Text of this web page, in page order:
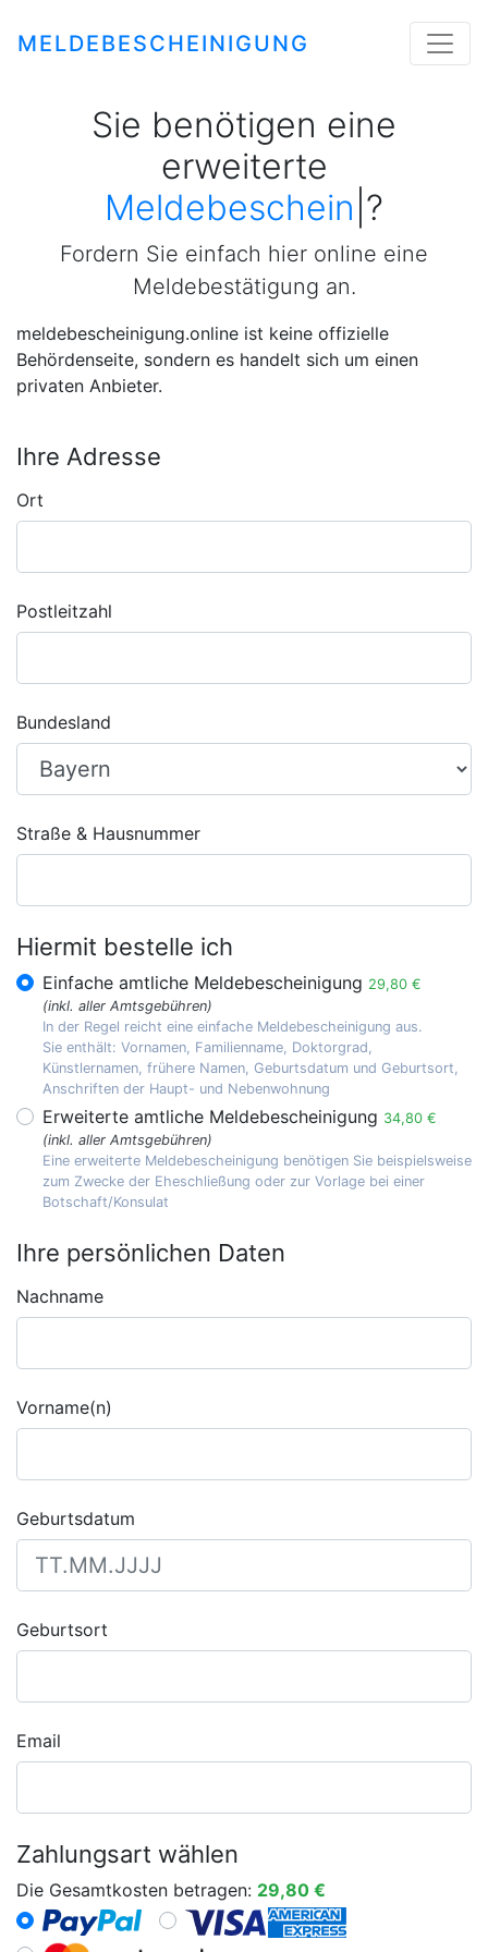
MELDEBESCHEINIGUNG
Sie benötigen eine
erweiterte
Meldebescheinigun
Fordern Sie einfach hier online eine
Meldebestätigung an.
meldebescheinigung.online ist keine offizielle
Behördenseite, sondern es handelt sich um einen
privaten Anbieter.
Ihre Adresse
Ort
Postleitzahl
Bundesland
Straße & Hausnummer
Hiermit bestelle ich
Einfache amtliche Meldebescheinigung 29,80 €
(inkl. aller Amtsgebühren)
In der Regel reicht eine einfache Meldebescheinigung aus.
Sie enthält: Vornamen, Familienname, Doktorgrad,
Künstlernamen, frühere Namen, Geburtsdatum und Geburtsort,
Anschriften der Haupt- und Nebenwohnung
Erweiterte amtliche Meldebescheinigung 34,80 €
(inkl. aller Amtsgebühren)
Eine erweiterte Meldebescheinigung benötigen Sie beispielsweise
zum Zwecke der Eheschließung oder zur Vorlage bei einer
Botschaft/Konsulat
Ihre persönlichen Daten
Nachname
Vorname(n)
Geburtsdatum
Geburtsort
Email
Zahlungsart wählen
Die Gesamtkosten betragen: 29,80 €